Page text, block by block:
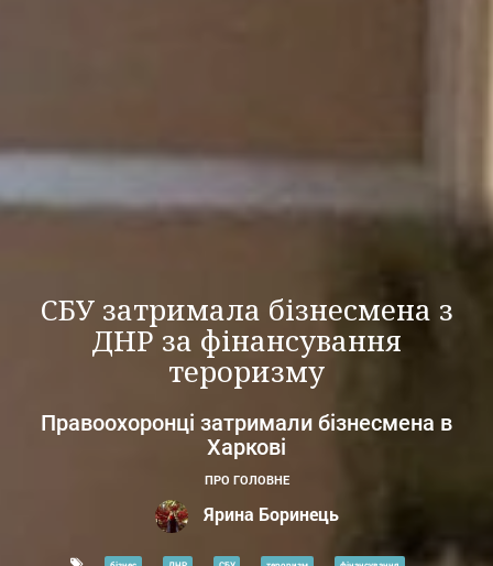
СБУ затримала бізнесмена з
ДНР за фінансування
тероризму
Правоохоронці затримали бізнесмена в
Харкові
ПРО ГОЛОВНЕ
Ярина Боринець
бізнес ДНР СБУ тероризм фінансування